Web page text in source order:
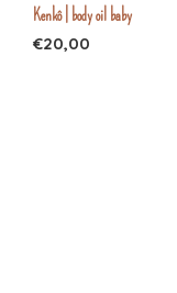
Kenkô | body oil baby
€20,00